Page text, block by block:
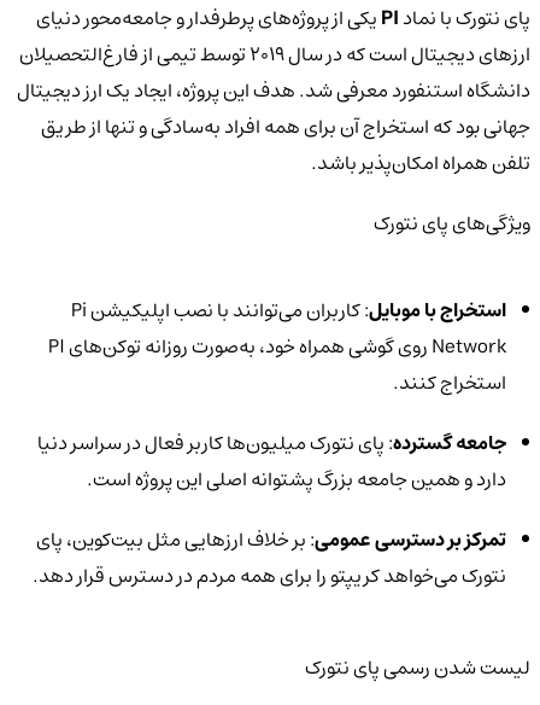
پای نتورک با نمادPIیکی از پروژه‌های پرطرفدار و جامعه‌محور دنیای
ارزهای دیجیتال است که در سال ۲۰۱۹ توسط تیمی از فارغ‌التحصیلان
دانشگاه استنفورد معرفی شد. هدف این پروژه، ایجاد یک ارز دیجیتال
جهانی بود که استخراج آن برای همه افراد به‌سادگی و تنها از طریق
تلفن همراه امکان‌پذیر باشد.
ویژگی‌های پای نتورک
استخراج با موبایل
: کاربران می‌توانند با نصب اپلیکیشن Pi
Network روی گوشی همراه خود، به‌صورت روزانه توکن‌های PI
استخراج کنند.
جامعه گسترده: پای نتورک میلیون‌ها کاربر فعال در سراسر دنیا
دارد و همین جامعه بزرگ پشتوانه اصلی این پروژه است.
تمرکز بر دسترسی عمومی: بر خلاف ارزهایی مثل بیت‌کوین، پای
نتورک می‌خواهد کریپتو را برای همه مردم در دسترس قرار دهد.
لیست شدن رسمی پای نتورک